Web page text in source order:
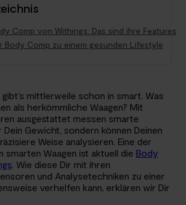
Comp von Withings: Das sind ihre Features
Body Comp zu einem gesunden Lifestyle
gibt’s mittlerweile schon in smart. Was
als herkömmliche Waagen? Mit
ausgestattet messen smarte
Dein Gewicht, sondern können Deinen
Weise analysieren. Eine der
smarten Waagen ist aktuell die Body
. Wie diese Dir mit ihren
und Analysetechniken zu einer
verhelfen kann, erklären wir Dir